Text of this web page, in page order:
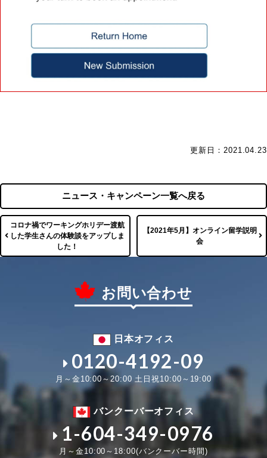
更新日：2021.04.23
コロナ禍でワーキングホリデー渡航
した学生さんの体験談をアップしま
した！
ニュース・キャンペーン一覧へ戻る
【2021年5月】オンライン留学説明
会
お問い合わせ
日本オフィス
0120-4192-09
月～金10:00～20:00 土日祝10:00～19:00
バンクーバーオフィス
1-604-349-0976
月～金10:00～18:00(バンクーバー時間)